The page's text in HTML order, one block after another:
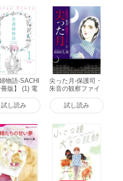
物語-SACHI
版】 (1) 電
版
試し読み
尖った月-保護司・
朱音の観察ファイ
ル- (1) 電子書籍版
試し読み